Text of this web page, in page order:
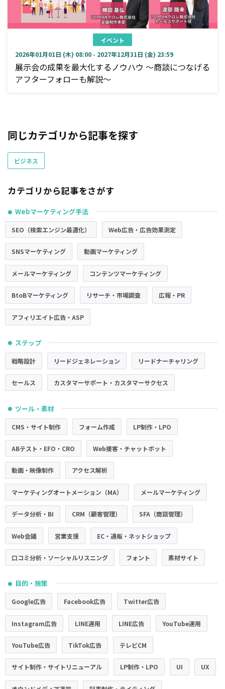
イベント
2026年01月01日 (木) 08:00 - 2027年12月31日 (金) 23:59
展示会の成果を最大化するノウハウ ～商談につなげる
アフターフォローも解説～
同じカテゴリから記事を探す
ビジネス
カテゴリから記事をさがす
● Webマーケティング手法
SEO（検索エンジン最適化） Web広告・広告効果測定
SNSマーケティング 動画マーケティング
メールマーケティング コンテンツマーケティング
BtoBマーケティング リサーチ・市場調査 広報・PR
アフィリエイト広告・ASP
● ステップ
戦略設計 リードジェネレーション リードナーチャリング
セールス カスタマーサポート・カスタマーサクセス
● ツール・素材
CMS・サイト制作 フォーム作成 LP制作・LPO
ABテスト・EFO・CRO Web接客・チャットボット
動画・映像制作 アクセス解析
マーケティングオートメーション（MA） メールマーケティング
データ分析・BI CRM（顧客管理） SFA（商談管理）
Web会議 営業支援 EC・通販・ネットショップ
口コミ分析・ソーシャルリスニング フォント 素材サイト
● 目的・施策
Google広告 Facebook広告 Twitter広告
Instagram広告 LINE運用 LINE広告 YouTube運用
YouTube広告 TikTok広告 テレビCM
サイト制作・サイトリニューアル LP制作・LPO UI UX